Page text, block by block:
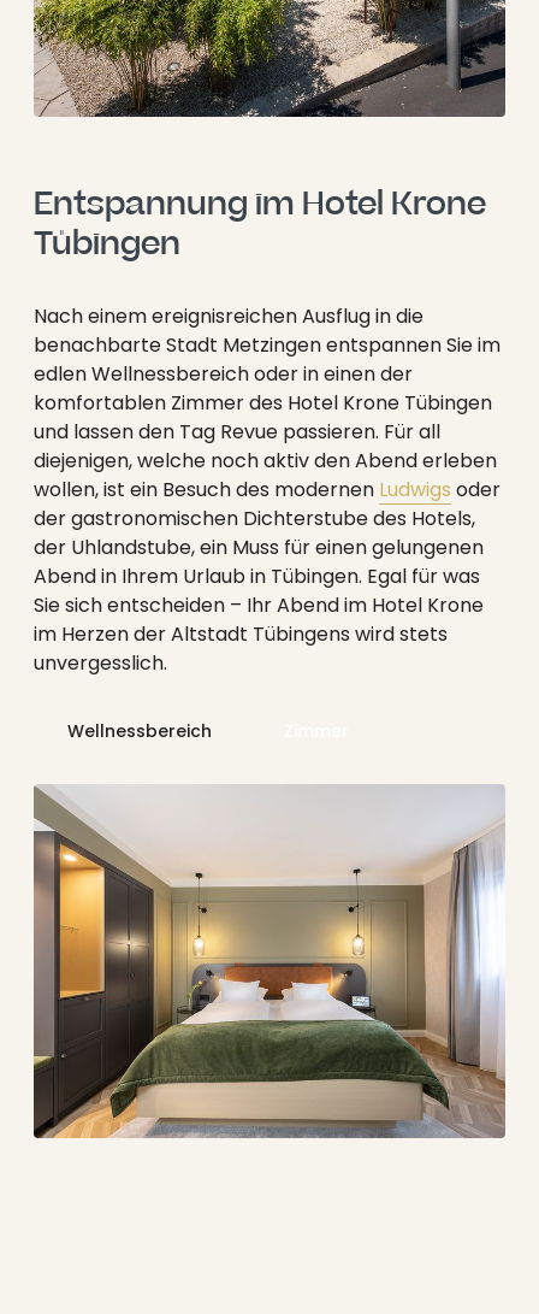
Entspannung im Hotel Krone
Tübingen
Nach einem ereignisreichen Ausflug in die
benachbarte Stadt Metzingen entspannen Sie im
edlen Wellnessbereich oder in einen der
komfortablen Zimmer des Hotel Krone Tübingen
und lassen den Tag Revue passieren. Für all
diejenigen, welche noch aktiv den Abend erleben
wollen, ist ein Besuch des modernen Ludwigs oder
der gastronomischen Dichterstube des Hotels,
der Uhlandstube, ein Muss für einen gelungenen
Abend in Ihrem Urlaub in Tübingen. Egal für was
Sie sich entscheiden – Ihr Abend im Hotel Krone
im Herzen der Altstadt Tübingens wird stets
unvergesslich.
Wellnessbereich